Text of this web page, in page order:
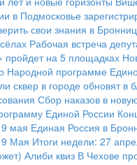
в Подмосковье
свои знания в
Рабочая встреча
пройдет на 5 площадках
Народной программе
сквер в городе обновят в
Сбор наказов в
Единой России
9 мая Единая Россия в
9 Мая Итоги недели: 27
Алиби квиз В Чехове